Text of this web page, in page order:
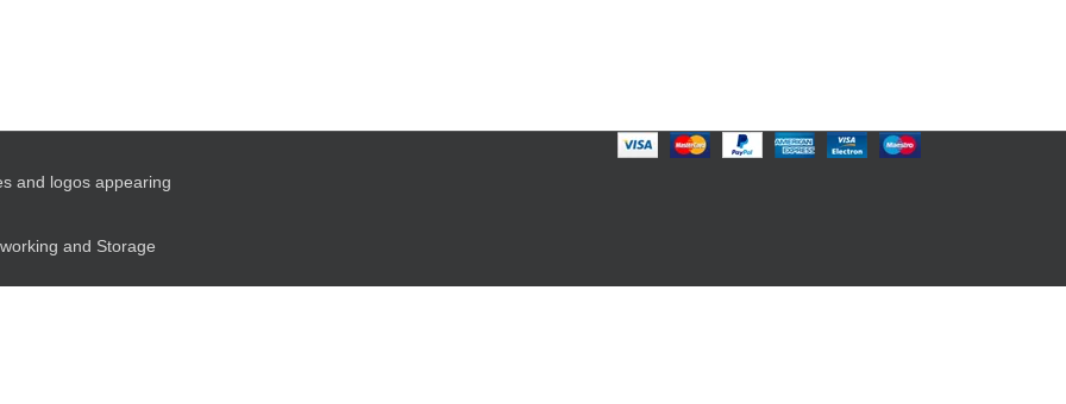
and logos appearing
and Storage